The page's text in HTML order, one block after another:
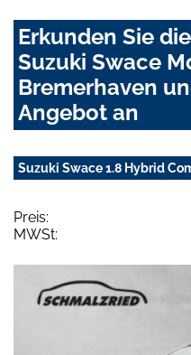
Erkunden Sie
Suzuki Swace
Bremerhaven
Angebot an
Suzuki Swace 1.8 Hybrid
Preis:
MWSt: